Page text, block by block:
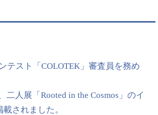
テスト「COLOTEK」審査員を務め
二人展「Rooted in the Cosmos」のイ
されました。